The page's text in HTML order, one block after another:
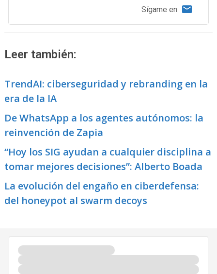
Sígame en
Leer también:
TrendAI: ciberseguridad y rebranding en la
era de la IA
De WhatsApp a los agentes autónomos: la
reinvención de Zapia
“Hoy los SIG ayudan a cualquier disciplina a
tomar mejores decisiones”: Alberto Boada
La evolución del engaño en ciberdefensa:
del honeypot al swarm decoys